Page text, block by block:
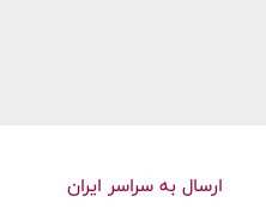
ارسال به سراسر ایران